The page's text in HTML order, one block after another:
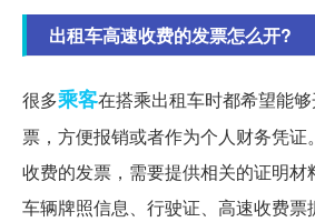
出租车高速收费的发票怎么开?
很多乘客在搭乘出租车时都希望能
票，方便报销或者作为个人财务凭证
收费的发票，需要提供相关的证明
车辆牌照信息、行驶证、高速收费票